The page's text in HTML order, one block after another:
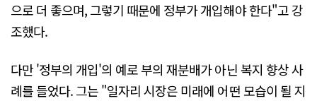
으로 더 좋으며, 그렇기 때문에 정부가 개입해야 한다"고 강
조했다.
다만 '정부의 개입'의 예로 부의 재분배가 아닌 복지 향상 사
례를 들었다. 그는 "일자리 시장은 미래에 어떤 모습이 될 지